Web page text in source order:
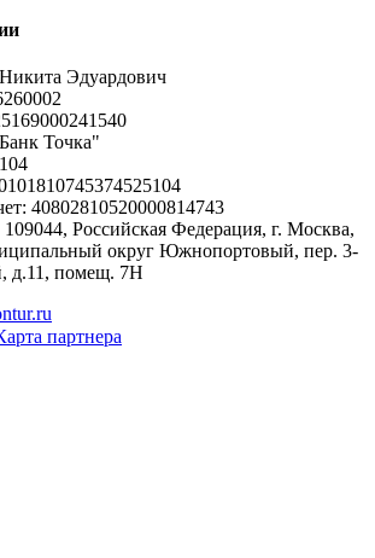
Эдуардович
Точка"
: 40802810520000814743
109044, Российская Федерация, г. Москва,
округ Южнопортовый, пер. 3-
д.11, помещ. 7Н
партнера